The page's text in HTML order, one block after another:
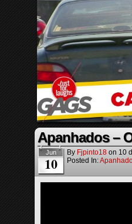
Apanhados –
Jun
10
By Fjpinto18 on 10
Posted In: